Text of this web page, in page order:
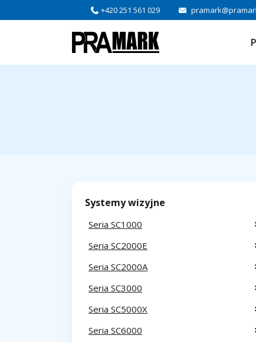
+420 251 561 029
Systemy wizyjne
Seria SC1000
Seria SC2000E
Seria SC2000A
Seria SC3000
Seria SC5000X
Seria SC6000